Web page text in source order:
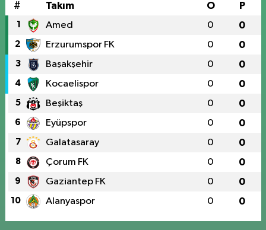
# Takım O P
1 Amed 0 0
2 Erzurumspor FK 0 0
3 Başakşehir 0 0
4 Kocaelispor 0 0
5 Beşiktaş 0 0
6 Eyüpspor 0 0
7 Galatasaray 0 0
8 Çorum FK 0 0
9 Gaziantep FK 0 0
10 Alanyaspor 0 0